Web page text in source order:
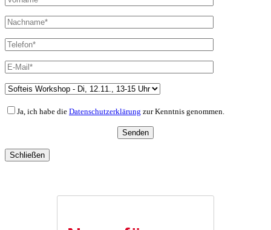
Ja, ich habe die Datenschutzerklärung zur Kenntnis genommen.
Schließen